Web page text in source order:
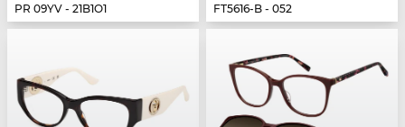
PR 09YV - 21B1O1
FT5616-B - 052